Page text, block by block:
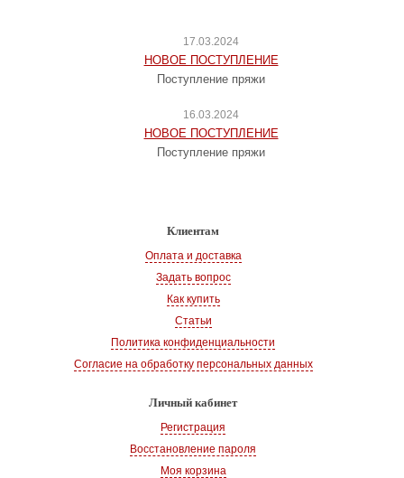
17.03.2024
НОВОЕ ПОСТУПЛЕНИЕ
Поступление пряжи
16.03.2024
НОВОЕ ПОСТУПЛЕНИЕ
Поступление пряжи
Клиентам
Оплата и доставка
Задать вопрос
Как купить
Статьи
Политика конфиденциальности
Согласие на обработку персональных данных
Личный кабинет
Регистрация
Восстановление пароля
Моя корзина